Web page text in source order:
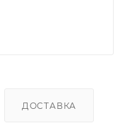
ДОСТАВКА